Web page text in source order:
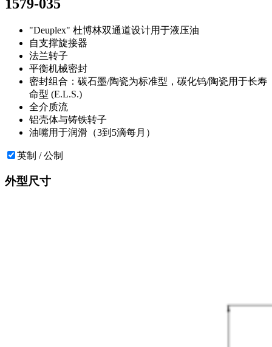
1579-035
"Deuplex" 杜博林双通道设计用于液压油
自支撑旋接器
法兰转子
平衡机械密封
密封组合：碳石墨/陶瓷为标准型，碳化钨/陶瓷用于长寿
命型 (E.L.S.)
全介质流
铝壳体与铸铁转子
油嘴用于润滑（3到5滴每月）
英制 / 公制
外型尺寸